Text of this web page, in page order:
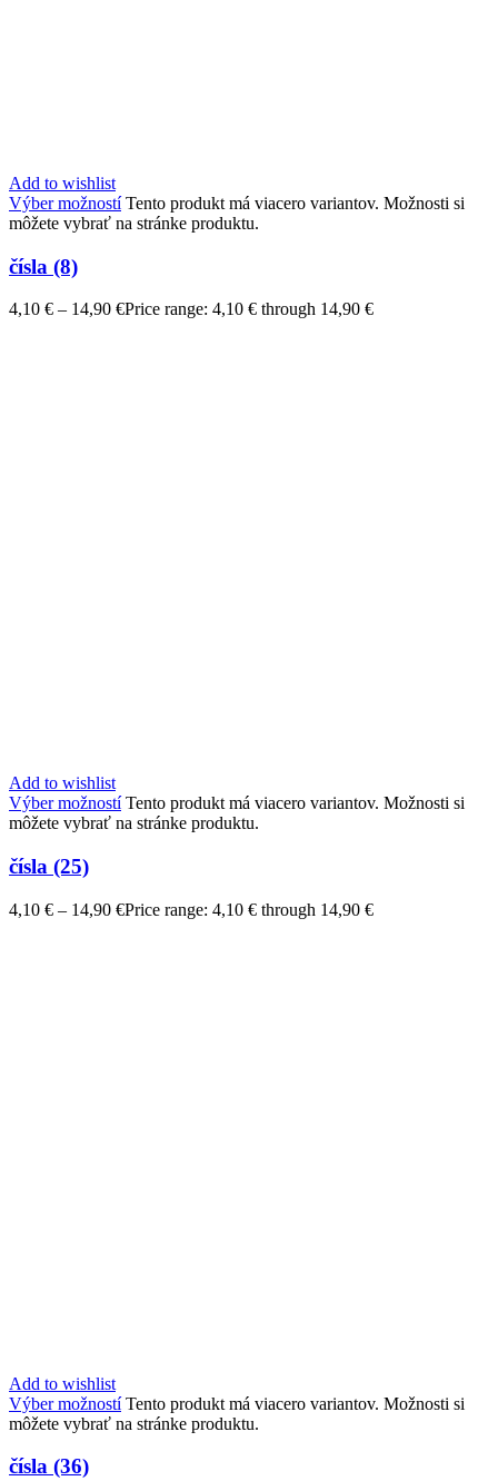
Add to wishlist
Výber možností Tento produkt má viacero variantov. Možnosti si
môžete vybrať na stránke produktu.
čísla (8)
4,10 € – 14,90 €Price range: 4,10 € through 14,90 €
Add to wishlist
Výber možností Tento produkt má viacero variantov. Možnosti si
môžete vybrať na stránke produktu.
čísla (25)
4,10 € – 14,90 €Price range: 4,10 € through 14,90 €
Add to wishlist
Výber možností Tento produkt má viacero variantov. Možnosti si
môžete vybrať na stránke produktu.
čísla (36)